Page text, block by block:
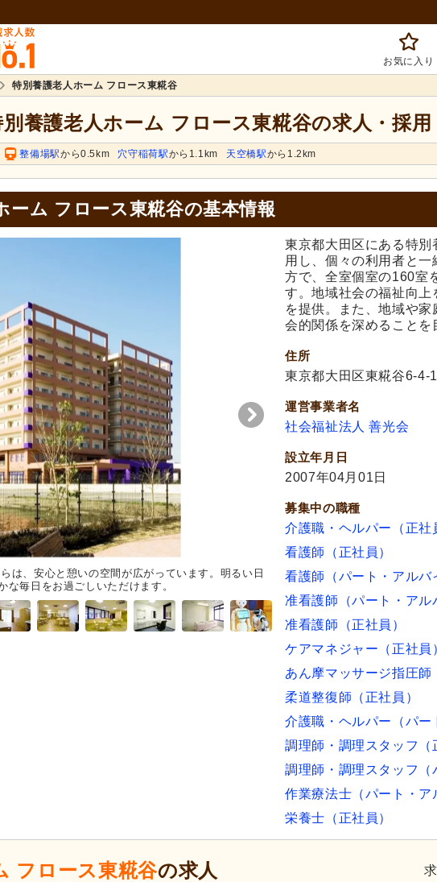
お気に入り
特別養護老人ホーム フロース東糀谷
別養護老人ホーム フロース東糀谷の求人・採用
整備場駅から0.5km 穴守稲荷駅から1.1km 天空橋駅から1.2km
ーム フロース東糀谷の基本情報
は、安心と憩いの空間が広がっています。明るい日
毎日をお過ごしいただけます。
廊下
手すりが設けられた広々
計になっています。
東京都大田区にある特
用し、個々の利用者と
方で、全室個室の160室
す。地域社会の福祉向
を提供。また、地域や
会的関係を深めることを
住所
東京都大田区東糀谷6-4-
運営事業者名
社会福祉法人 善光会
設立年月日
2007年04月01日
募集中の職種
介護職・ヘルパー（正社
看護師（正社員）
看護師（パート・アルバ
准看護師（パート・アル
准看護師（正社員）
ケアマネジャー（正社員
あん摩マッサージ指圧師
柔道整復師（正社員）
介護職・ヘルパー（パー
調理師・調理スタッフ（
調理師・調理スタッフ（
作業療法士（パート・ア
栄養士（正社員）
フロース東糀谷の求人